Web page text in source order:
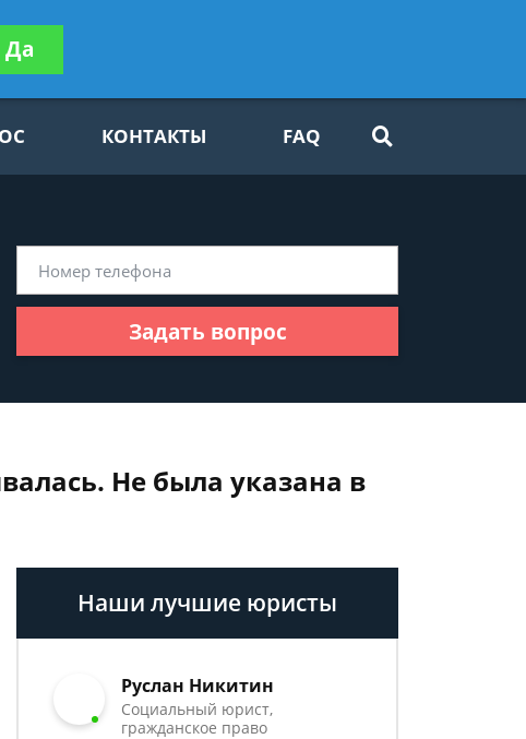
бесплатно
КОНТАКТЫ FAQ
Задать вопрос
Не была указана в
Наши лучшие юристы
Руслан Никитин
Социальный юрист,
гражданское право
Да